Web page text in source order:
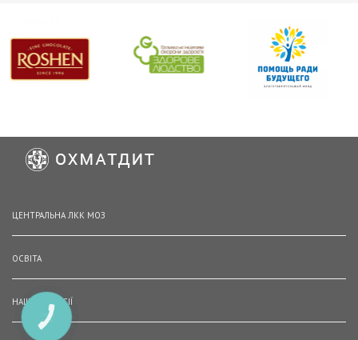
ЦЕНТРАЛЬНА ЛКК МОЗ
ОСВІТА
НАШІ ВАКАНСІЇ
КНОПКА
ЗВ'ЯЗКУ